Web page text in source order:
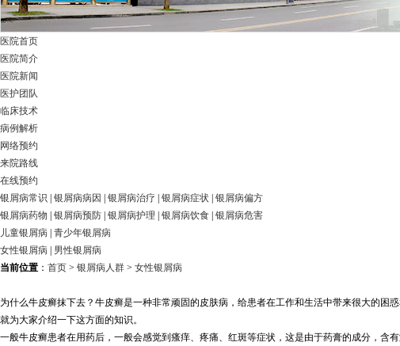
医院首页
医院简介
医院新闻
医护团队
临床技术
病例解析
网络预约
来院路线
在线预约
银屑病常识
银屑病病因 银屑病治疗 银屑病症状 银屑病偏方
银屑病药物
银屑病预防 银屑病护理 银屑病饮食 银屑病危害
儿童银屑病 青少年银屑病
女性银屑病
男性银屑病
当前位置 ： 首页 > 银屑病人群 > 女性银屑病
为什么牛皮癣抹下去？牛皮癣是一种非常顽固的皮肤病，给患者在工作和生活中带来很大的
就为大家介绍一下这方面的知识。
一般牛皮癣患者在用药后，一般会感觉到瘙痒、疼痛、红斑等症状，这是由于药膏的成分，